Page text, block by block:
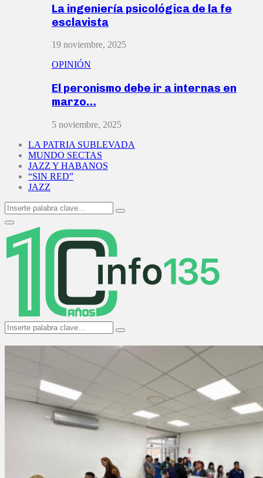
La ingeniería psicológica de la fe
esclavista
19 noviembre, 2025
OPINIÓN
El peronismo debe ir a internas en
marzo…
5 noviembre, 2025
LA PATRIA SUBLEVADA
MUNDO SECTAS
JAZZ Y HABANOS
“SIN RED”
JAZZ
Search
for:
Search
Primary
Menu
Search
for:
Search